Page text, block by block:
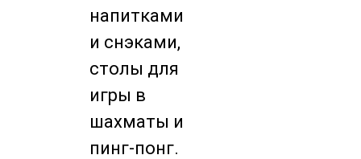
напитками
и снэками,
столы для
игры в
шахматы и
пинг-понг.